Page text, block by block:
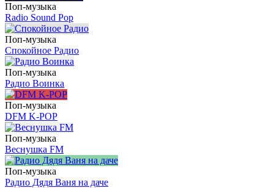
Поп-музыка
Radio Sound Pop
Поп-музыка
Спокойное Радио
Поп-музыка
Радио Воинка
Поп-музыка
DFM K-POP
Поп-музыка
Веснушка FM
Поп-музыка
Радио Дядя Ваня на даче